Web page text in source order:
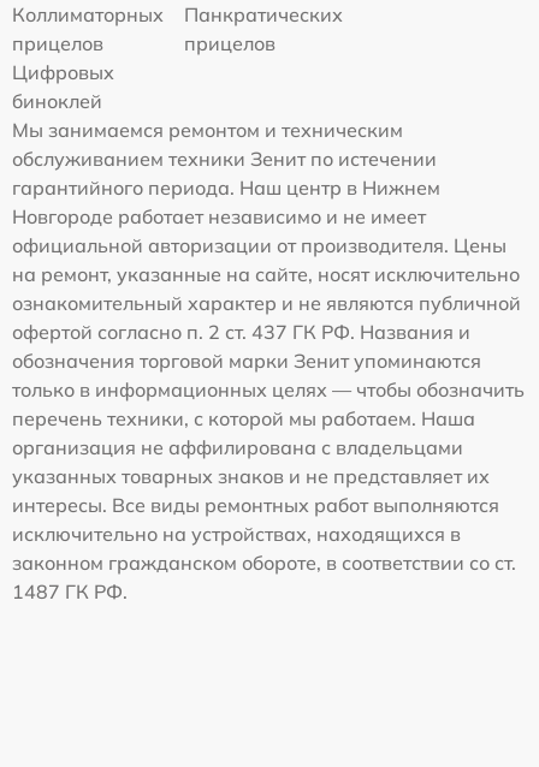
Коллиматорных
прицелов
Панкратических
прицелов
Цифровых
биноклей
Мы занимаемся ремонтом и техническим
обслуживанием техники Зенит по истечении
гарантийного периода. Наш центр в Нижнем
Новгороде работает независимо и не имеет
официальной авторизации от производителя. Цены
на ремонт, указанные на сайте, носят исключительно
ознакомительный характер и не являются публичной
офертой согласно п. 2 ст. 437 ГК РФ. Названия и
обозначения торговой марки Зенит упоминаются
только в информационных целях — чтобы обозначить
перечень техники, с которой мы работаем. Наша
организация не аффилирована с владельцами
указанных товарных знаков и не представляет их
интересы. Все виды ремонтных работ выполняются
исключительно на устройствах, находящихся в
законном гражданском обороте, в соответствии со ст.
1487 ГК РФ.